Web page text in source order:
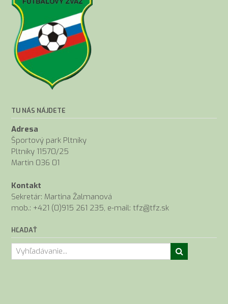
TU NÁS NÁJDETE
Adresa
Športový park Pltníky
Pltníky 11570/25
Martin 036 01
Kontakt
Sekretár: Martina Žalmanová
mob.: +421 (0)915 261 235, e-mail: tfz@tfz.sk
HĽADAŤ